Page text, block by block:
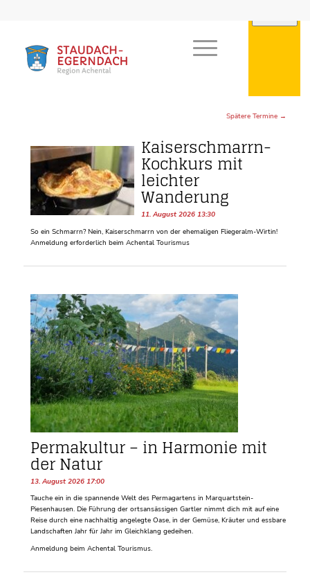
Spätere Termine →
Kaiserschmarrn-
Kochkurs mit
leichter
Wanderung
11. August 2026 13:30
So ein Schmarrn? Nein, Kaiserschmarrn von der ehemaligen Fliegeralm-Wirtin!
Anmeldung erforderlich beim Achental Tourismus
Permakultur – in Harmonie mit
der Natur
13. August 2026 17:00
Tauche ein in die spannende Welt des Permagartens in Marquartstein-
Piesenhausen. Die Führung der ortsansässigen Gartler nimmt dich mit auf eine
Reise durch eine nachhaltig angelegte Oase, in der Gemüse, Kräuter und essbare
Landschaften Jahr für Jahr im Gleichklang gedeihen.
Anmeldung beim Achental Tourismus.